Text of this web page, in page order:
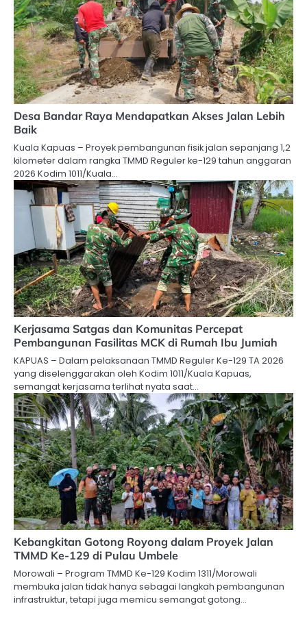
Desa Bandar Raya Mendapatkan Akses Jalan Lebih
Baik
Kuala Kapuas – Proyek pembangunan fisik jalan sepanjang 1,2
kilometer dalam rangka TMMD Reguler ke-129 tahun anggaran
2026 Kodim 1011/Kuala…
Kerjasama Satgas dan Komunitas Percepat
Pembangunan Fasilitas MCK di Rumah Ibu Jumiah
KAPUAS – Dalam pelaksanaan TMMD Reguler Ke-129 TA 2026
yang diselenggarakan oleh Kodim 1011/Kuala Kapuas,
semangat kerjasama terlihat nyata saat…
Kebangkitan Gotong Royong dalam Proyek Jalan
TMMD Ke-129 di Pulau Umbele
Morowali – Program TMMD Ke-129 Kodim 1311/Morowali
membuka jalan tidak hanya sebagai langkah pembangunan
infrastruktur, tetapi juga memicu semangat gotong…